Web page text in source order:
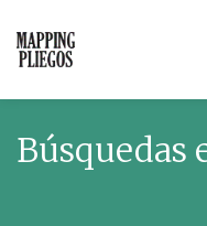
Búsquedas